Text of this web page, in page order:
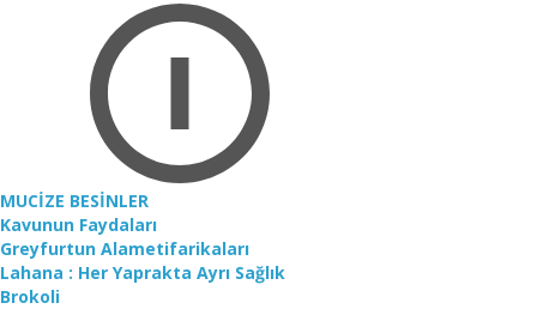
MUCİZE BESİNLER
Kavunun Faydaları
Greyfurtun Alametifarikaları
Lahana : Her Yaprakta Ayrı Sağlık
Brokoli